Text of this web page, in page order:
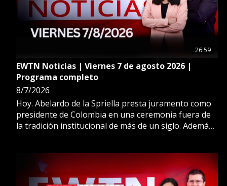
26:59
EWTN Noticias | Viernes 7 de agosto 2026 |
Programa completo
8/7/2026
Hoy. Abelardo de la Spriella presta juramento como
presidente de Colombia en una ceremonia fuera de
la tradición institucional de más de un siglo. Además:
titulada “Bienvenido Papa León: Peregrino de la paz”.
Más en EWTN Noticias.